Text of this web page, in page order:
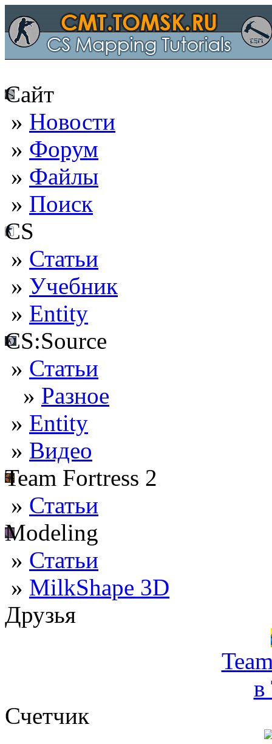
Сайт
» Новости
» Форум
» Файлы
» Поиск
CS
» Статьи
» Учебник
» Entity
CS:Source
» Статьи
» Разное
» Entity
» Видео
Team Fortress 2
» Статьи
Modeling
» Статьи
» MilkShape 3D
Друзья
в
Счетчик